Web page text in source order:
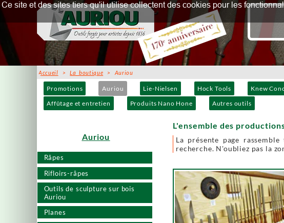
Promotions Auriou Lie-Nielsen Hock Tools Knew
Affûtage et entretien
Produits Nano Hone Autres outils
Râpes
Rifloirs-râpes
Outils de sculpture sur bois
Auriou
Planes
Accueil >La boutique > Auriou
L'ensemble des
La présente page
recherche. N'oubliez pas la
Auriou
Ce site et des sites tiers qu'il utilise collectent des cookies pour les